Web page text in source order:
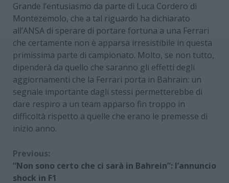
Grande l’entusiasmo da parte di Luca Cordero di
Montezemolo, che a tal riguardo ha dichiarato
all’ANSA di sperare di portare fortuna a una Ferrari
che certamente non è apparsa irresistibile in questa
primissima parte di campionato. Molto, se non tutto,
dipenderà da quello che saranno gli effetti degli
aggiornamenti che la Ferrari porta in Bahrain: un
segnale importante dagli stessi permetterebbe di
dare respiro a un team apparso fin troppo in
difficoltà rispetto a quelle che erano le premesse di
inizio anno.
Continue
Reading
Previous:
“Non sono certo che ci sarà in Bahrein”: l’annuncio
shock in F1